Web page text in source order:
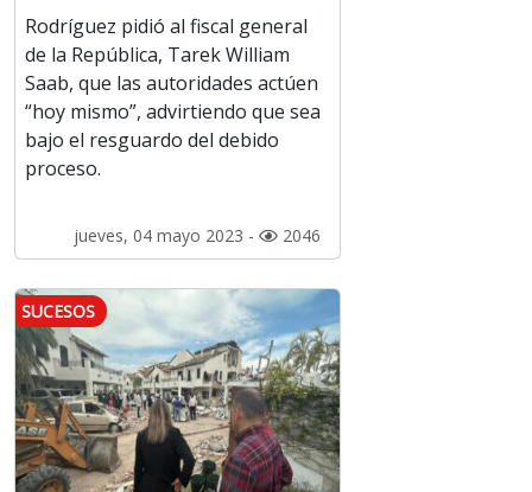
Rodríguez pidió al fiscal general
de la República, Tarek William
Saab, que las autoridades actúen
“hoy mismo”, advirtiendo que sea
bajo el resguardo del debido
proceso.
jueves, 04 mayo 2023 - 2046
SUCESOS